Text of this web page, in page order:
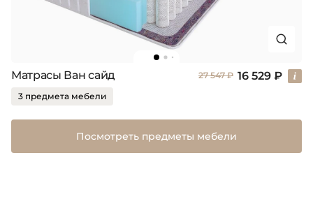
Матрасы Ван сайд 27 547 ₽ 16 529 ₽
3 предмета мебели
Посмотреть предметы мебели